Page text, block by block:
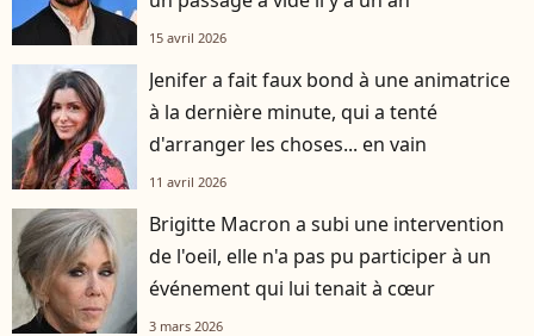
15 avril 2026
Jenifer a fait faux bond à une animatrice
à la dernière minute, qui a tenté
d'arranger les choses... en vain
11 avril 2026
Brigitte Macron a subi une intervention
de l'oeil, elle n'a pas pu participer à un
événement qui lui tenait à cœur
3 mars 2026